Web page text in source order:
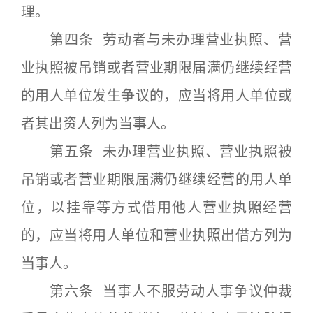
理。
第四条 劳动者与未办理营业执照、营
业执照被吊销或者营业期限届满仍继续经营
的用人单位发生争议的，应当将用人单位或
者其出资人列为当事人。
第五条 未办理营业执照、营业执照被
吊销或者营业期限届满仍继续经营的用人单
位，以挂靠等方式借用他人营业执照经营
的，应当将用人单位和营业执照出借方列为
当事人。
第六条 当事人不服劳动人事争议仲裁